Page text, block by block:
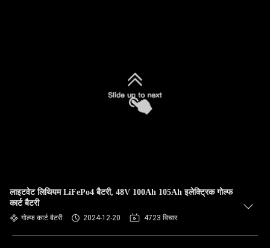
लाइटवेट लिथियम LiFePo4 बैटरी, 48V 100Ah 105Ah इलेक्ट्रिक गोल्फ
कार्ट बैटरी
गोल्फ कार्ट बैटरी 2024-12-20 4723 विचार